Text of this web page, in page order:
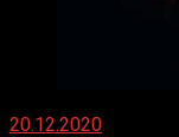
20.12.2020